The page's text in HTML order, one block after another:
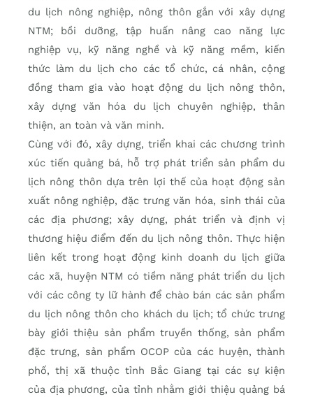
du lịch nông nghiệp, nông thôn gắn với xây dựng
NTM; bồi dưỡng, tập huấn nâng cao năng lực
nghiệp vụ, kỹ năng nghề và kỹ năng mềm, kiến
thức làm du lịch cho các tổ chức, cá nhân, cộng
đồng tham gia vào hoạt động du lịch nông thôn,
xây dựng văn hóa du lịch chuyên nghiệp, thân
thiện, an toàn và văn minh.
Cùng với đó, xây dựng, triển khai các chương trình
xúc tiến quảng bá, hỗ trợ phát triển sản phẩm du
lịch nông thôn dựa trên lợi thế của hoạt động sản
xuất nông nghiệp, đặc trưng văn hóa, sinh thái của
các địa phương; xây dựng, phát triển và định vị
thương hiệu điểm đến du lịch nông thôn. Thực hiện
liên kết trong hoạt động kinh doanh du lịch giữa
các xã, huyện NTM có tiềm năng phát triển du lịch
với các công ty lữ hành để chào bán các sản phẩm
du lịch nông thôn cho khách du lịch; tổ chức trưng
bày giới thiệu sản phẩm truyền thống, sản phẩm
đặc trưng, sản phẩm OCOP của các huyện, thành
phố, thị xã thuộc tỉnh Bắc Giang tại các sự kiện
của địa phương, của tỉnh nhằm giới thiệu quảng bá